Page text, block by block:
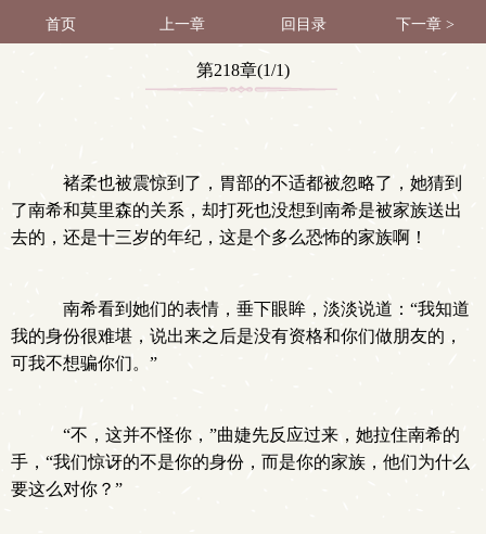
首页 上一章 回目录 下一章 >
第218章(1/1)
褚柔也被震惊到了，胃部的不适都被忽略了，她猜到
了南希和莫里森的关系，却打死也没想到南希是被家族送出
去的，还是十三岁的年纪，这是个多么恐怖的家族啊！
南希看到她们的表情，垂下眼眸，淡淡说道：“我知道
我的身份很难堪，说出来之后是没有资格和你们做朋友的，
可我不想骗你们。”
“不，这并不怪你，”曲婕先反应过来，她拉住南希的
手，“我们惊讶的不是你的身份，而是你的家族，他们为什么
要这么对你？”